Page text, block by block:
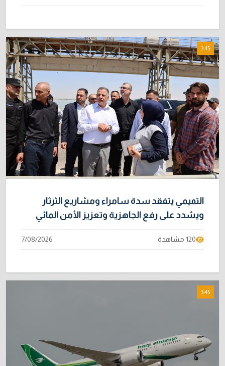
3:45
التميمي يتفقد سدة سامراء ومشاريع الثرثار
ويشدد على رفع الجاهزية وتعزيز الأمن المائي
120 مشاهدة 7/08/2026
3:45